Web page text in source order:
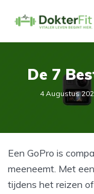
De 7
4 Augustus
Een GoPro is
meeneemt. Met
tijdens het reizen